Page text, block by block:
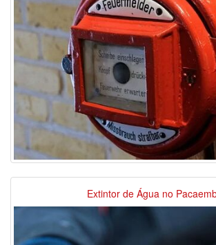
Extintor de Água no